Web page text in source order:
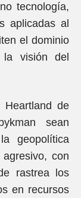
tecnología,
aplicadas al
el dominio
visión del
de
sean
geopolítica
con
rastrea los
en recursos